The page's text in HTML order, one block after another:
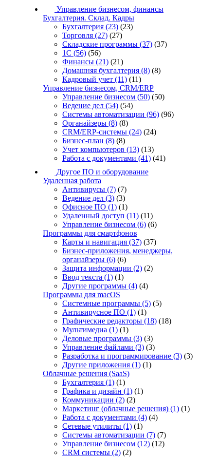
Управление бизнесом, финансы
Бухгалтерия. Склад. Кадры
Бухгалтерия (23) (23)
Торговля (27) (27)
Складские программы (37) (37)
1С (56) (56)
Финансы (21) (21)
Домашняя бухгалтерия (8) (8)
Кадровый учет (11) (11)
Управление бизнесом, CRM/ERP
Управление бизнесом (50) (50)
Ведение дел (54) (54)
Системы автоматизации (96) (96)
Органайзеры (8) (8)
CRM/ERP-системы (24) (24)
Бизнес-план (8) (8)
Учет компьютеров (13) (13)
Работа с документами (41) (41)
Другое ПО и оборудование
Удаленная работа
Антивирусы (7) (7)
Ведение дел (3) (3)
Офисное ПО (1) (1)
Удаленный доступ (11) (11)
Управление бизнесом (6) (6)
Программы для смартфонов
Карты и навигация (37) (37)
Бизнес-приложения, менеджеры,
органайзеры (6) (6)
Защита информации (2) (2)
Ввод текста (1) (1)
Другие программы (4) (4)
Программы для macOS
Системные программы (5) (5)
Антивирусное ПО (1) (1)
Графические редакторы (18) (18)
Мультимедиа (1) (1)
Деловые программы (3) (3)
Управление файлами (3) (3)
Разработка и программирование (3) (3)
Другие приложения (1) (1)
Облачные решения (SaaS)
Бухгалтерия (1) (1)
Графика и дизайн (1) (1)
Коммуникации (2) (2)
Маркетинг (облачные решения) (1) (1)
Работа с документами (4) (4)
Сетевые утилиты (1) (1)
Системы автоматизации (7) (7)
Управление бизнесом (12) (12)
CRM системы (2) (2)